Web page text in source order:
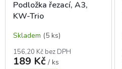
Podložka řezací, A3,
KW-Trio
Skladem (5 ks)
156,20 Kč bez DPH
189 Kč / ks